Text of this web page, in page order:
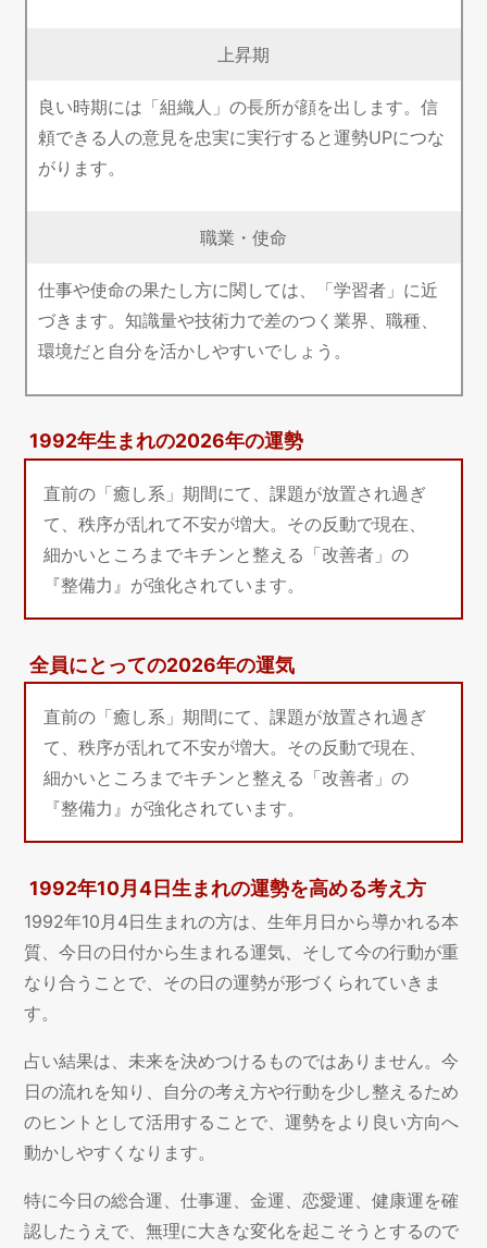
上昇期
良い時期には「組織人」の長所が顔を出します。信
頼できる人の意見を忠実に実行すると運勢UPにつな
がります。
職業・使命
仕事や使命の果たし方に関しては、「学習者」に近
づきます。知識量や技術力で差のつく業界、職種、
環境だと自分を活かしやすいでしょう。
1992年生まれの2026年の運勢
直前の「癒し系」期間にて、課題が放置され過ぎ
て、秩序が乱れて不安が増大。その反動で現在、
細かいところまでキチンと整える「改善者」の
『整備力』が強化されています。
全員にとっての2026年の運気
直前の「癒し系」期間にて、課題が放置され過ぎ
て、秩序が乱れて不安が増大。その反動で現在、
細かいところまでキチンと整える「改善者」の
『整備力』が強化されています。
1992年10月4日生まれの運勢を高める考え方
1992年10月4日生まれの方は、生年月日から導かれる本
質、今日の日付から生まれる運気、そして今の行動が重
なり合うことで、その日の運勢が形づくられていきま
す。
占い結果は、未来を決めつけるものではありません。今
日の流れを知り、自分の考え方や行動を少し整えるため
のヒントとして活用することで、運勢をより良い方向へ
動かしやすくなります。
特に今日の総合運、仕事運、金運、恋愛運、健康運を確
認したうえで、無理に大きな変化を起こそうとするので